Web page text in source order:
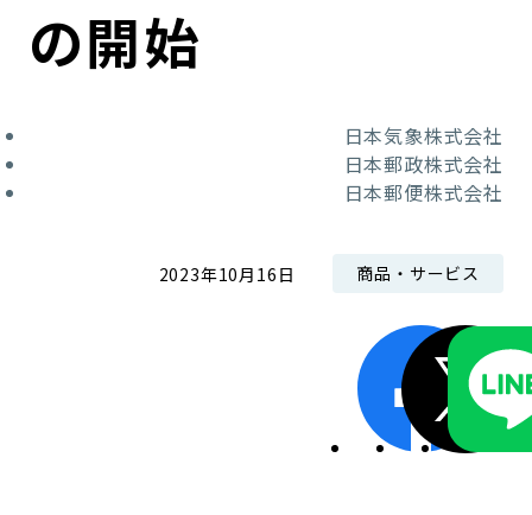
の開始
日本気象株式会社
日本郵政株式会社
日本郵便株式会社
2023年10月16日 商品・サービス